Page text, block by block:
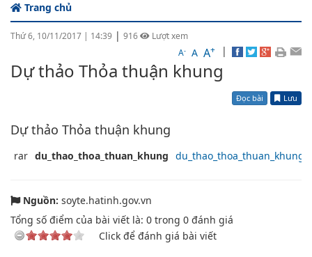
Trang chủ
Thứ 6, 10/11/2017 | 14:39 | 916
Lượt xem
A- A A+ |
Dự thảo Thỏa thuận khung
Đọc bài Lưu
Dự thảo Thỏa thuận khung
rar du_thao_thoa_thuan_khung du_thao_thoa_thuan_khung
Nguồn: soyte.hatinh.gov.vn
Tổng số điểm của bài viết là: 0 trong 0 đánh giá
Click để đánh giá bài viết